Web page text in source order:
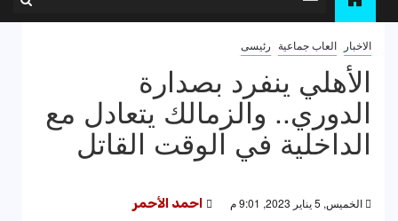
الاخبار العاب جماعية رئيسى
الأهلي ينفرد بصدارة
الدوري.. والزمالك يتعادل مع
الداخلية في الوقت القاتل
الخميس, 5 يناير 2023, 9:01 م احمد الأحمر